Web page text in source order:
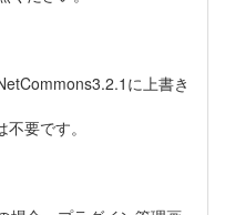
に上書き
要です。